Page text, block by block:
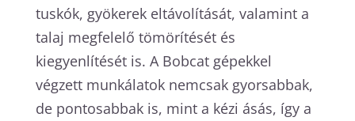
tuskók, gyökerek eltávolítását, valamint a
talaj megfelelő tömörítését és
kiegyenlítését is. A Bobcat gépekkel
végzett munkálatok nemcsak gyorsabbak,
de pontosabbak is, mint a kézi ásás, így a